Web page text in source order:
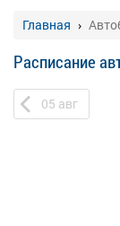
Главная
Расписание
05 авг